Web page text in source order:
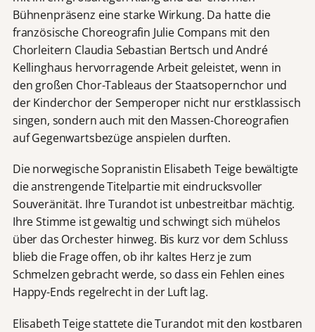
Bühnenpräsenz eine starke Wirkung. Da hatte die
französische Choreografin Julie Compans mit den
Chorleitern Claudia Sebastian Bertsch und André
Kellinghaus hervorragende Arbeit geleistet, wenn in
den großen Chor-Tableaus der Staatsopernchor und
der Kinderchor der Semperoper nicht nur erstklassisch
singen, sondern auch mit den Massen-Choreografien
auf Gegenwartsbezüge anspielen durften.
Die norwegische Sopranistin Elisabeth Teige bewältigte
die anstrengende Titelpartie mit eindrucksvoller
Souveränität. Ihre Turandot ist unbestreitbar mächtig.
Ihre Stimme ist gewaltig und schwingt sich mühelos
über das Orchester hinweg. Bis kurz vor dem Schluss
blieb die Frage offen, ob ihr kaltes Herz je zum
Schmelzen gebracht werde, so dass ein Fehlen eines
Happy-Ends regelrecht in der Luft lag.
Elisabeth Teige stattete die Turandot mit den kostbaren